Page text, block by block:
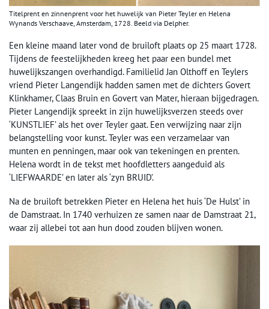
Titelprent en zinnenprent voor het huwelijk van Pieter Teyler en Helena
Wynands Verschaave, Amsterdam, 1728. Beeld via Delpher.
Een kleine maand later vond de bruiloft plaats op 25 maart 1728.
Tijdens de feestelijkheden kreeg het paar een bundel met
huwelijkszangen overhandigd. Familielid Jan Olthoff en Teylers
vriend Pieter Langendijk hadden samen met de dichters Govert
Klinkhamer, Claas Bruin en Govert van Mater, hieraan bijgedragen.
Pieter Langendijk spreekt in zijn huwelijksverzen steeds over
‘KUNSTLIEF’ als het over Teyler gaat. Een verwijzing naar zijn
belangstelling voor kunst. Teyler was een verzamelaar van
munten en penningen, maar ook van tekeningen en prenten.
Helena wordt in de tekst met hoofdletters aangeduid als
‘LIEFWAARDE’ en later als ‘zyn BRUID’.
Na de bruiloft betrekken Pieter en Helena het huis ‘De Hulst’ in
de Damstraat. In 1740 verhuizen ze samen naar de Damstraat 21,
waar zij allebei tot aan hun dood zouden blijven wonen.